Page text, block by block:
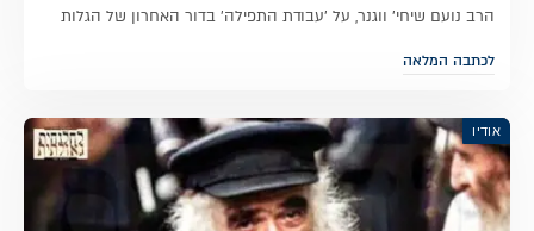
הרב נועם שיחי' ווגנר, על 'עבודת התפילה' בדור האחרון של הגלות
לכתבה המלאה
אודיו